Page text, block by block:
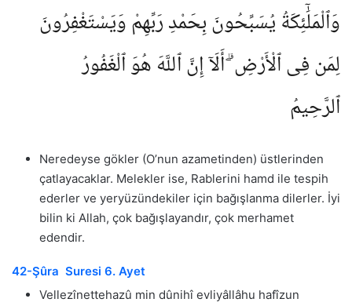
وَٱلْمَلَٰٓئِكَةُ يُسَبِّحُونَ بِحَمْدِ رَبِّهِمْ وَيَسْتَغْفِرُونَ
لِمَن فِى ٱلْأَرْضِ ۗ أَلَآ إِنَّ ٱللَّهَ هُوَ ٱلْغَفُورُ
ٱلرَّحِيمُ
Neredeyse gökler (O’nun azametinden) üstlerinden
çatlayacaklar. Melekler ise, Rablerini hamd ile tespih
ederler ve yeryüzündekiler için bağışlanma dilerler. İyi
bilin ki Allah, çok bağışlayandır, çok merhamet
edendir.
42-Şûra Suresi 6. Ayet
Vellezînettehazû min dûnihî evliyâllâhu hafîzun